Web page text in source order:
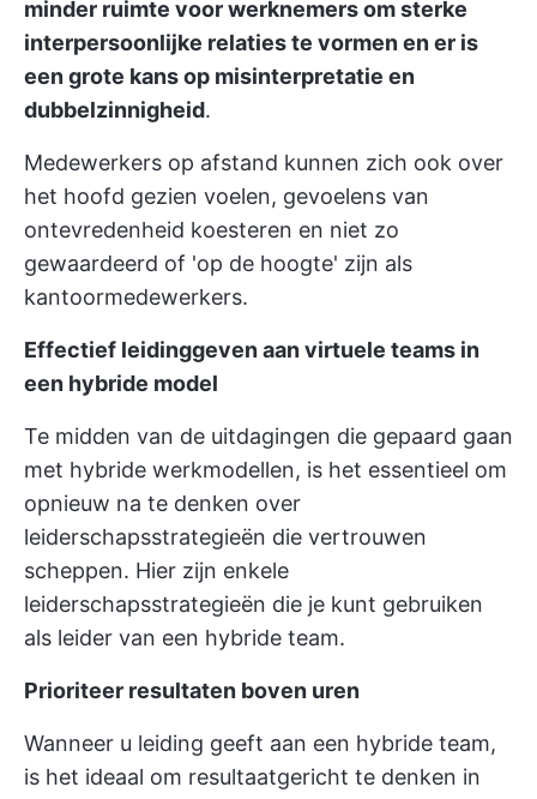
minder ruimte voor werknemers om sterke
interpersoonlijke relaties te vormen en er is
een grote kans op misinterpretatie en
dubbelzinnigheid.
Medewerkers op afstand kunnen zich ook over
het hoofd gezien voelen, gevoelens van
ontevredenheid koesteren en niet zo
gewaardeerd of 'op de hoogte' zijn als
kantoormedewerkers.
Effectief leidinggeven aan virtuele teams in
een hybride model
Te midden van de uitdagingen die gepaard gaan
met hybride werkmodellen, is het essentieel om
opnieuw na te denken over
leiderschapsstrategieën die vertrouwen
scheppen. Hier zijn enkele
leiderschapsstrategieën die je kunt gebruiken
als leider van een hybride team.
Prioriteer resultaten boven uren
Wanneer u leiding geeft aan een hybride team,
is het ideaal om resultaatgericht te denken in